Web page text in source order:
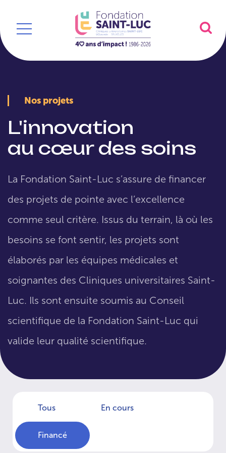
Nos projets
L'innovation
au cœur des soins
La Fondation Saint-Luc s’assure de financer
des projets de pointe avec l’excellence
comme seul critère. Issus du terrain, là où les
besoins se font sentir, les projets sont
élaborés par les équipes médicales et
soignantes des Cliniques universitaires Saint-
Luc. Ils sont ensuite soumis au Conseil
scientifique de la Fondation Saint-Luc qui
valide leur qualité scientifique.
Tous En cours
Financé